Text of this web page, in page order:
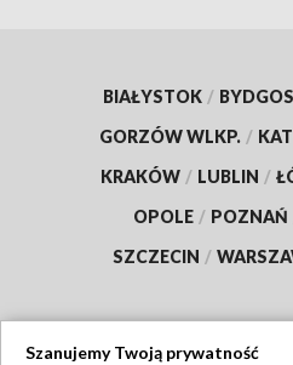
BIAŁYSTOK /
GORZÓW WLKP. /
KRAKÓW / LUBLIN /
OPOLE / POZNAŃ
SZCZECIN /
Szanujemy Twoją prywatność